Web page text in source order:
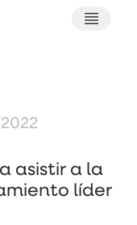
asistir a la
líder